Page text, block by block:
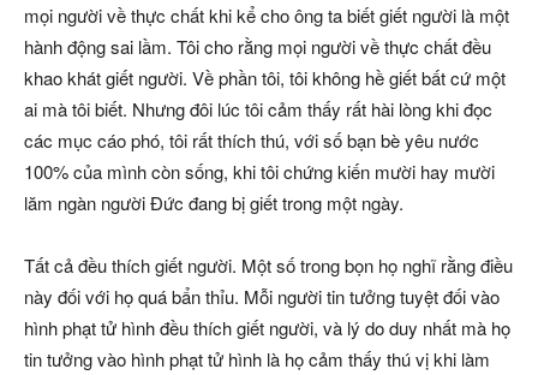
mọi người về thực chất khi kể cho ông ta biết giết người là một
hành động sai lầm. Tôi cho rằng mọi người về thực chất đều
khao khát giết người. Về phần tôi, tôi không hề giết bất cứ một
ai mà tôi biết. Nhưng đôi lúc tôi cảm thấy rất hài lòng khi đọc
các mục cáo phó, tôi rất thích thú, với số bạn bè yêu nước
100% của mình còn sống, khi tôi chứng kiến mười hay mười
lăm ngàn người Đức đang bị giết trong một ngày.
Tất cả đều thích giết người. Một số trong bọn họ nghĩ rằng điều
này đối với họ quá bẩn thỉu. Mỗi người tin tưởng tuyệt đối vào
hình phạt tử hình đều thích giết người, và lý do duy nhất mà họ
tin tưởng vào hình phạt tử hình là họ cảm thấy thú vị khi làm